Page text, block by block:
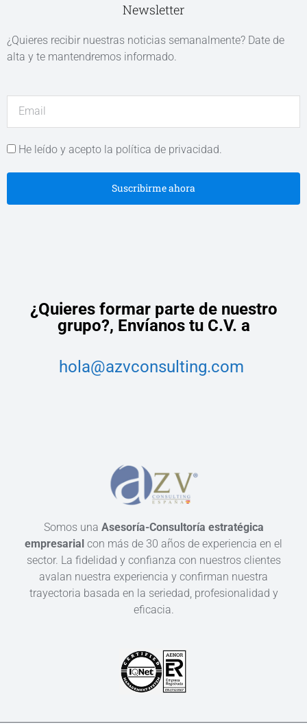
Newsletter
¿Quieres recibir nuestras noticias semanalmente? Date de
alta y te mantendremos informado.
He leído y acepto la política de privacidad.
Suscribirme ahora
¿Quieres formar parte de nuestro
grupo?, Envíanos tu C.V. a
hola@azvconsulting.com
Somos una Asesoría-Consultoría estratégica
empresarial con más de 30 años de experiencia en el
sector. La fidelidad y confianza con nuestros clientes
avalan nuestra experiencia y confirman nuestra
trayectoria basada en la seriedad, profesionalidad y
eficacia.